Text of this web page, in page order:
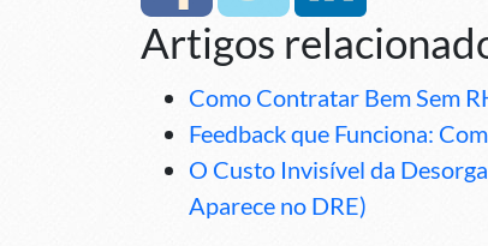
Artigos
Como Contratar Bem Sem
Feedback que Funciona:
O Custo Invisível da
Aparece no DRE)